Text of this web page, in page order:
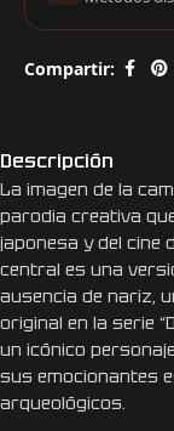
Compartir:
Descripción
La imagen de la
parodia creativa
japonesa y del cine
central es una
ausencia de nariz,
original en la serie
un icónico
sus emocionantes
arqueológicos.